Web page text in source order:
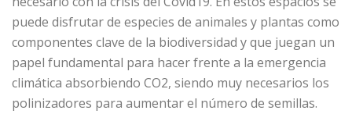
puede disfrutar de especies de animales y plantas como
componentes clave de la biodiversidad y que juegan un
papel fundamental para hacer frente a la emergencia
climática absorbiendo CO2, siendo muy necesarios los
polinizadores para aumentar el número de semillas.